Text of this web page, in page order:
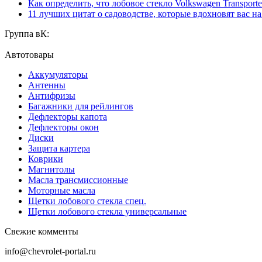
Как определить, что лобовое стекло Volkswagen
11 лучших цитат о садоводстве, которые вдохновят вас
Группа вК:
Автотовары
Аккумуляторы
Антенны
Антифризы
Багажники для рейлингов
Дефлекторы капота
Дефлекторы окон
Диски
Защита картера
Коврики
Магнитолы
Масла трансмиссионные
Моторные масла
Щетки лобового стекла спец.
Щетки лобового стекла универсальные
Свежие комменты
info@chevrolet-portal.ru